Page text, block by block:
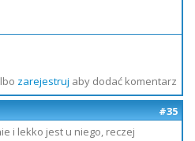
zarejestruj aby dodać komentarz
#35
i lekko jest u niego, reczej